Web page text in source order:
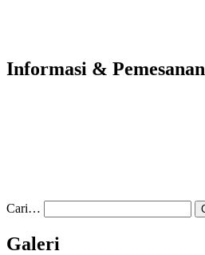
Informasi & Pemesanan
Cari…
Galeri